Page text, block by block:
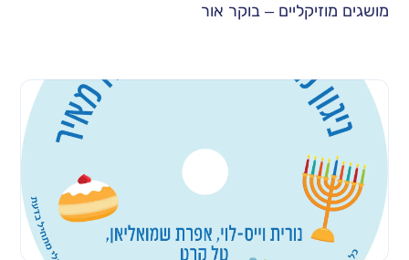
מושגים מוזיקליים – בוקר אור